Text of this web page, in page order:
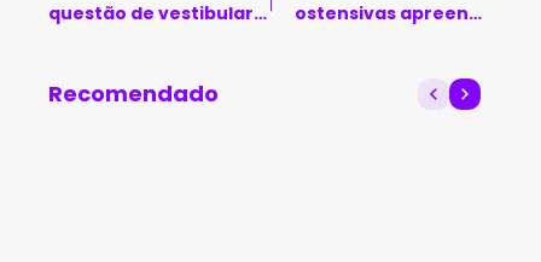
questão de vestibular
ostensivas apreende
cocaína
Recomendado